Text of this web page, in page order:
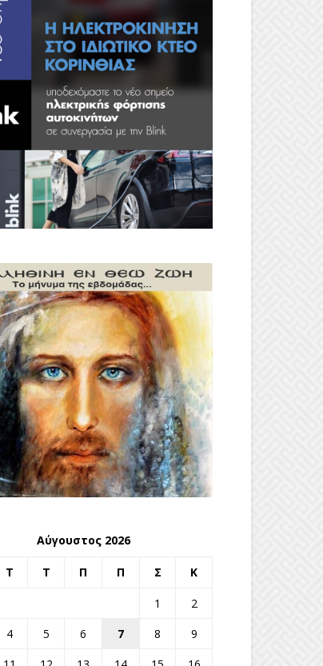
Αύγουστος 2026
Τ Τ Π Π Σ Κ
1
2
4 5 6 7 8
9